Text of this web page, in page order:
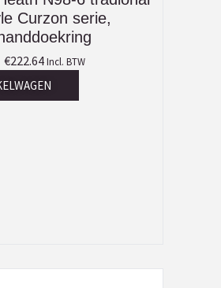
Curzon serie,
€222.64 Incl. BTW